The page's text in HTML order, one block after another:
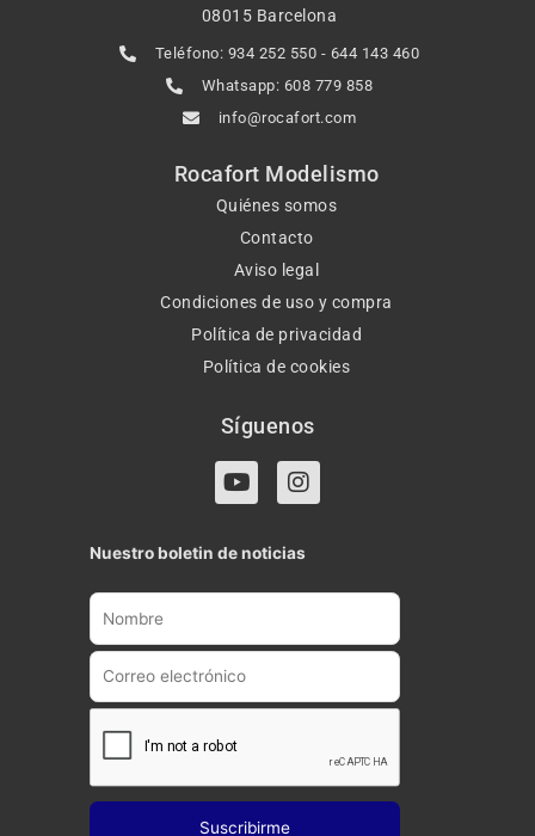
08015 Barcelona
Teléfono: 934 252 550 - 644 143 460
Whatsapp: 608 779 858
info@rocafort.com
Rocafort Modelismo
Quiénes somos
Contacto
Aviso legal
Condiciones de uso y compra
Política de privacidad
Política de cookies
Síguenos
Y
o
t
u
b
I
n
t
a
g
a
Nuestro boletin de noticias